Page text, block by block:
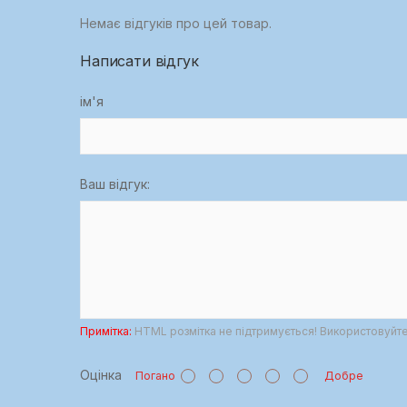
Немає відгуків про цей товар.
Написати відгук
ім'я
Ваш відгук:
Примітка: HTML розмітка не підтримується!
Оцінка Погано Добре